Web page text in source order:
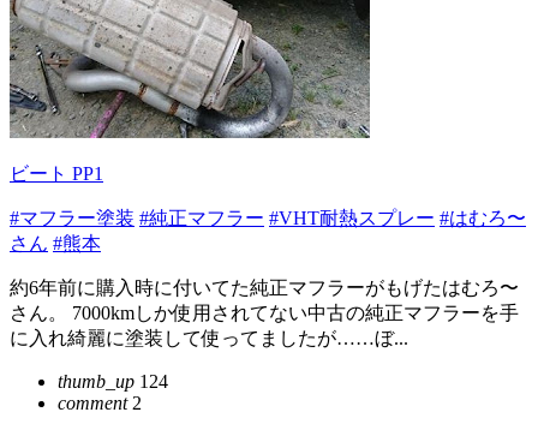
ビート PP1
#マフラー塗装 #純正マフラー #VHT耐熱スプレー #はむろ〜
さん #熊本
約6年前に購入時に付いてた純正マフラーがもげたはむろ〜
さん。 7000kmしか使用されてない中古の純正マフラーを手
に入れ綺麗に塗装して使ってましたが……ぼ...
thumb_up 124
comment2